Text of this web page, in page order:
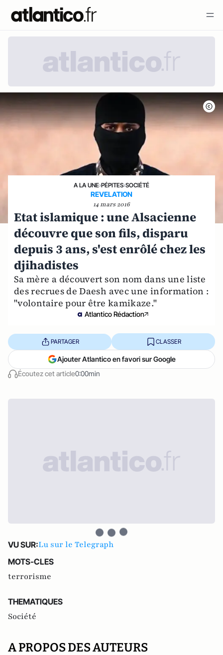
A LA UNE›PÉPITES›SOCIÉTÉ
REVELATION
14 mars 2016
Etat islamique : une Alsacienne
découvre que son fils, disparu
depuis 3 ans, s'est enrôlé chez les
djihadistes
Sa mère a découvert son nom dans une liste
des recrues de Daesh avec une information :
"volontaire pour être kamikaze."
Atlantico Rédaction
Écoutez cet article0:00min
PARTAGER CLASSER
Ajouter Atlantico en favori sur Google
VU SUR:Lu sur le Telegraph
MOTS-CLES
terrorisme
THEMATIQUES
Société
A PROPOS DES AUTEURS